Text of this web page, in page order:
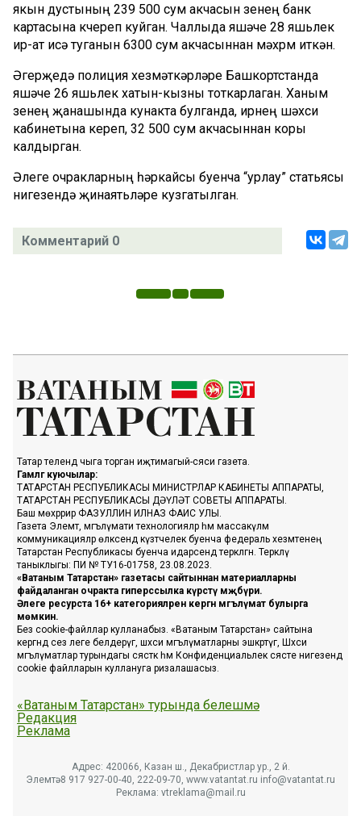
якын дустының 239 500 сум акчасын үзенең банк
картасына күчереп куйган. Чаллыда яшәүче 28 яшьлек
ир-ат исә туганын 6300 сум акчасыннан мәхрүм иткән.
Әгерҗедә полиция хезмәткәрләре Башкортстанда
яшәүче 26 яшьлек хатын-кызны тоткарлаган. Ханым
үзенең җанашында кунакта булганда, ирнең шәхси
кабинетына кереп, 32 500 сум акчасыннан коры
калдырган.
Әлеге очракларның һәркайсы буенча “урлау” статьясы
нигезендә җинаятьләре кузгатылган.
Комментарий 0
Татар телендә чыга торган иҗтимагый-сәяси газета.
Гамәлгә куючылар:
ТАТАРСТАН РЕСПУБЛИКАСЫ МИНИСТРЛАР КАБИНЕТЫ АППАРАТЫ,
ТАТАРСТАН РЕСПУБЛИКАСЫ ДӘҮЛӘТ СОВЕТЫ АППАРАТЫ.
Баш мөхәррир ФАЗУЛЛИН ИЛНАЗ ФАИС УЛЫ.
Газета Элемтә, мәгълүмати технологияләр һәм массакүләм
коммуникацияләр өлкәсендә күзәтчелек буенча федераль хезмәтенең
Татарстан Республикасы буенча идарәсендә теркәлгән. Теркәлү
таныклыгы: ПИ № ТУ16-01758, 23.08.2023.
«Ватаным Татарстан» газетасы сайтыннан материалларны
файдаланган очракта гиперссылка күрсәтү мәҗбүри.
Әлеге ресурста 16+ категорияләренә кергән мәгълүмат булырга
мөмкин.
Без cookie-файллар кулланабыз. «Ватаным Татарстан» сайтына
кергәндә сез әлеге белдерүгә, шәхси мәгълүматларны эшкәртүгә, Шәхси
мәгълүматлар турындагы сәясәткә һәм Конфиденциальлек сәясәте нигезендә
cookie файлларын куллануга ризалашасыз.
«Ватаным Татарстан» турында белешмә
Редакция
Реклама
Адрес: 420066, Казан ш., Декабристлар ур., 2 й.
Элемтә: 8 917 927-00-40, 222-09-70, www.vatantat.ru info@vatantat.ru
Реклама: vtreklama@mail.ru